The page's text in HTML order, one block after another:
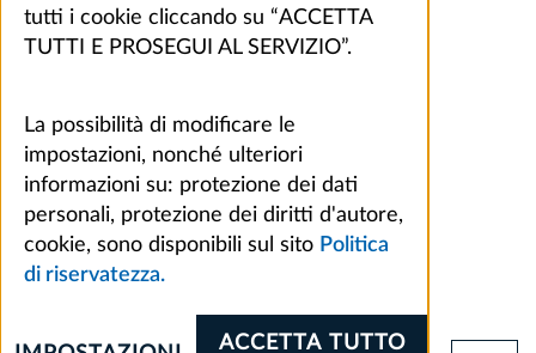
tutti i cookie cliccando su “ACCETTA
TUTTI E PROSEGUI AL SERVIZIO”.
La possibilità di modificare le
impostazioni, nonché ulteriori
informazioni su: protezione dei dati
personali, protezione dei diritti d'autore,
cookie, sono disponibili sul sito Politica
di riservatezza.
ACCETTA TUTTO